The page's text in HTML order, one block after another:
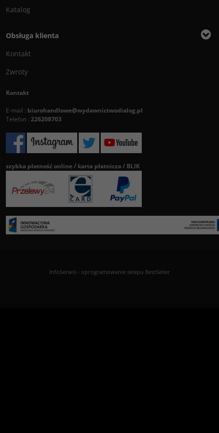
Katalog
Obsługa klienta
Kontakt
Zwroty
Kontakt
E-mail : biurohandlowe@wydawnictwodialog.pl
Telefon : 226208703
szybka płatność online / karta płatnicza / BLIK
InfoSerwis- oprogramowanie sklepu BestSeller